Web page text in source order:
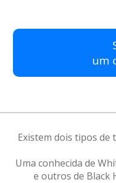
um
Existem dois tipos de
Uma conhecida de
e outros de Black